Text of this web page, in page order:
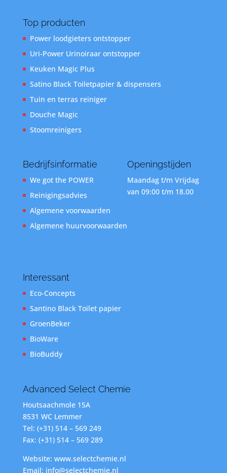
Top producten
Power loodgieters ontstopper
Uri-Power Urinoiraar ontstopper
Keuken Magic Plus
Satino Black Toiletpapier & dispensers
Tuin en terras reiniger
Douche Magic
Stoomreinigers
Bedrijfsinformatie
We got the POWER
Reinigingsadvies
Algemene voorwaarden
Algemene huurvoorwaarden
Openingstijden
Maandag t/m Vrijdag
van 09:00 t/m 18.00
Interessant
Eco-Concepts
Santino Black Toilet papier
GroenBeker
BioWare
BioBuddy
Advanced Select Chemie
Houtsaachmole 15A
8531 WC Lemmer
Tel: (+31) 514 – 569 249
Fax: (+31) 514 – 569 289
Website: www.selectchemie.nl
Email: info@selectchemie.nl